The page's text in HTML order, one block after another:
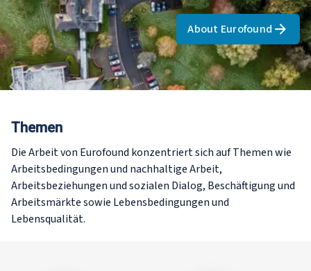
About Eurofound
Themen
Die Arbeit von Eurofound konzentriert sich auf Themen wie
Arbeitsbedingungen und nachhaltige Arbeit,
Arbeitsbeziehungen und sozialen Dialog, Beschäftigung und
Arbeitsmärkte sowie Lebensbedingungen und
Lebensqualität.